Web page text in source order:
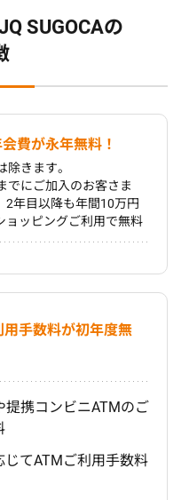
SUGOCAの
費が永年無料！
除きます。
でにご加入のお客さま
2年目以降も年間10万円
ョッピングご利用で無料
手数料が初年度無
提携コンビニATMのご
てATMご利用手数料